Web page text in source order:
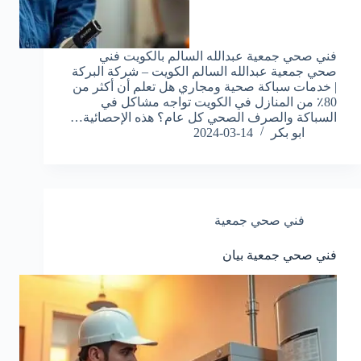
فني صحي جمعية عبدالله السالم بالكويت فني
صحي جمعية عبدالله السالم الكويت – شركة البركة
| خدمات سباكة صحية ومجاري هل تعلم أن أكثر من
80٪ من المنازل في الكويت تواجه مشاكل في
السباكة والصرف الصحي كل عام؟ هذه الإحصائية…
ابو بكر
2024-03-14
فني صحي جمعية
فني صحي جمعية بيان